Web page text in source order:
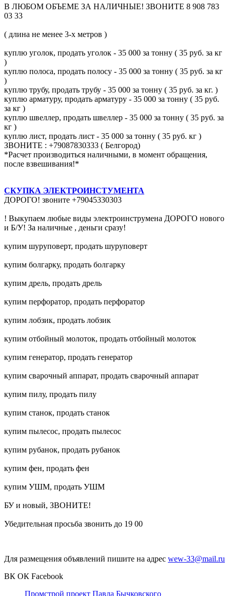
В ЛЮБОМ ОБЪЕМЕ ЗА НАЛИЧНЫЕ! ЗВОНИТЕ 8 908 783
03 33
( длина не менее 3-х метров )
куплю уголок, продать уголок - 35 000 за тонну ( 35 руб. за кг
)
куплю полоса, продать полосу - 35 000 за тонну ( 35 руб. за кг
)
куплю трубу, продать трубу - 35 000 за тонну ( 35 руб. за кг. )
куплю арматуру, продать арматуру - 35 000 за тонну ( 35 руб.
за кг )
куплю швеллер, продать швеллер - 35 000 за тонну ( 35 руб. за
кг )
куплю лист, продать лист - 35 000 за тонну ( 35 руб. кг )
ЗВОНИТЕ : +79087830333 ( Белгород)
*Расчет производиться наличными, в момент обращения,
после взвешивания!*
СКУПКА ЭЛЕКТРОИНСТУМЕНТА
ДОРОГО! звоните +79045330303
! Выкупаем любые виды электроинструмена ДОРОГО нового
и Б/У! За наличные , деньги сразу!
купим шуруповерт, продать шуруповерт
купим болгарку, продать болгарку
купим дрель, продать дрель
купим перфоратор, продать перфоратор
купим лобзик, продать лобзик
купим отбойный молоток, продать отбойный молоток
купим генератор, продать генератор
купим сварочный аппарат, продать сварочный аппарат
купим пилу, продать пилу
купим станок, продать станок
купим пылесос, продать пылесос
купим рубанок, продать рубанок
купим фен, продать фен
купим УШМ, продать УШМ
БУ и новый, ЗВОНИТЕ!
Убедительная просьба звонить до 19 00
Для размещения объявлений пишите на адрес wew-33@mail.ru
ВК ОК Facebook
Промстрой проект Павла Бычковского